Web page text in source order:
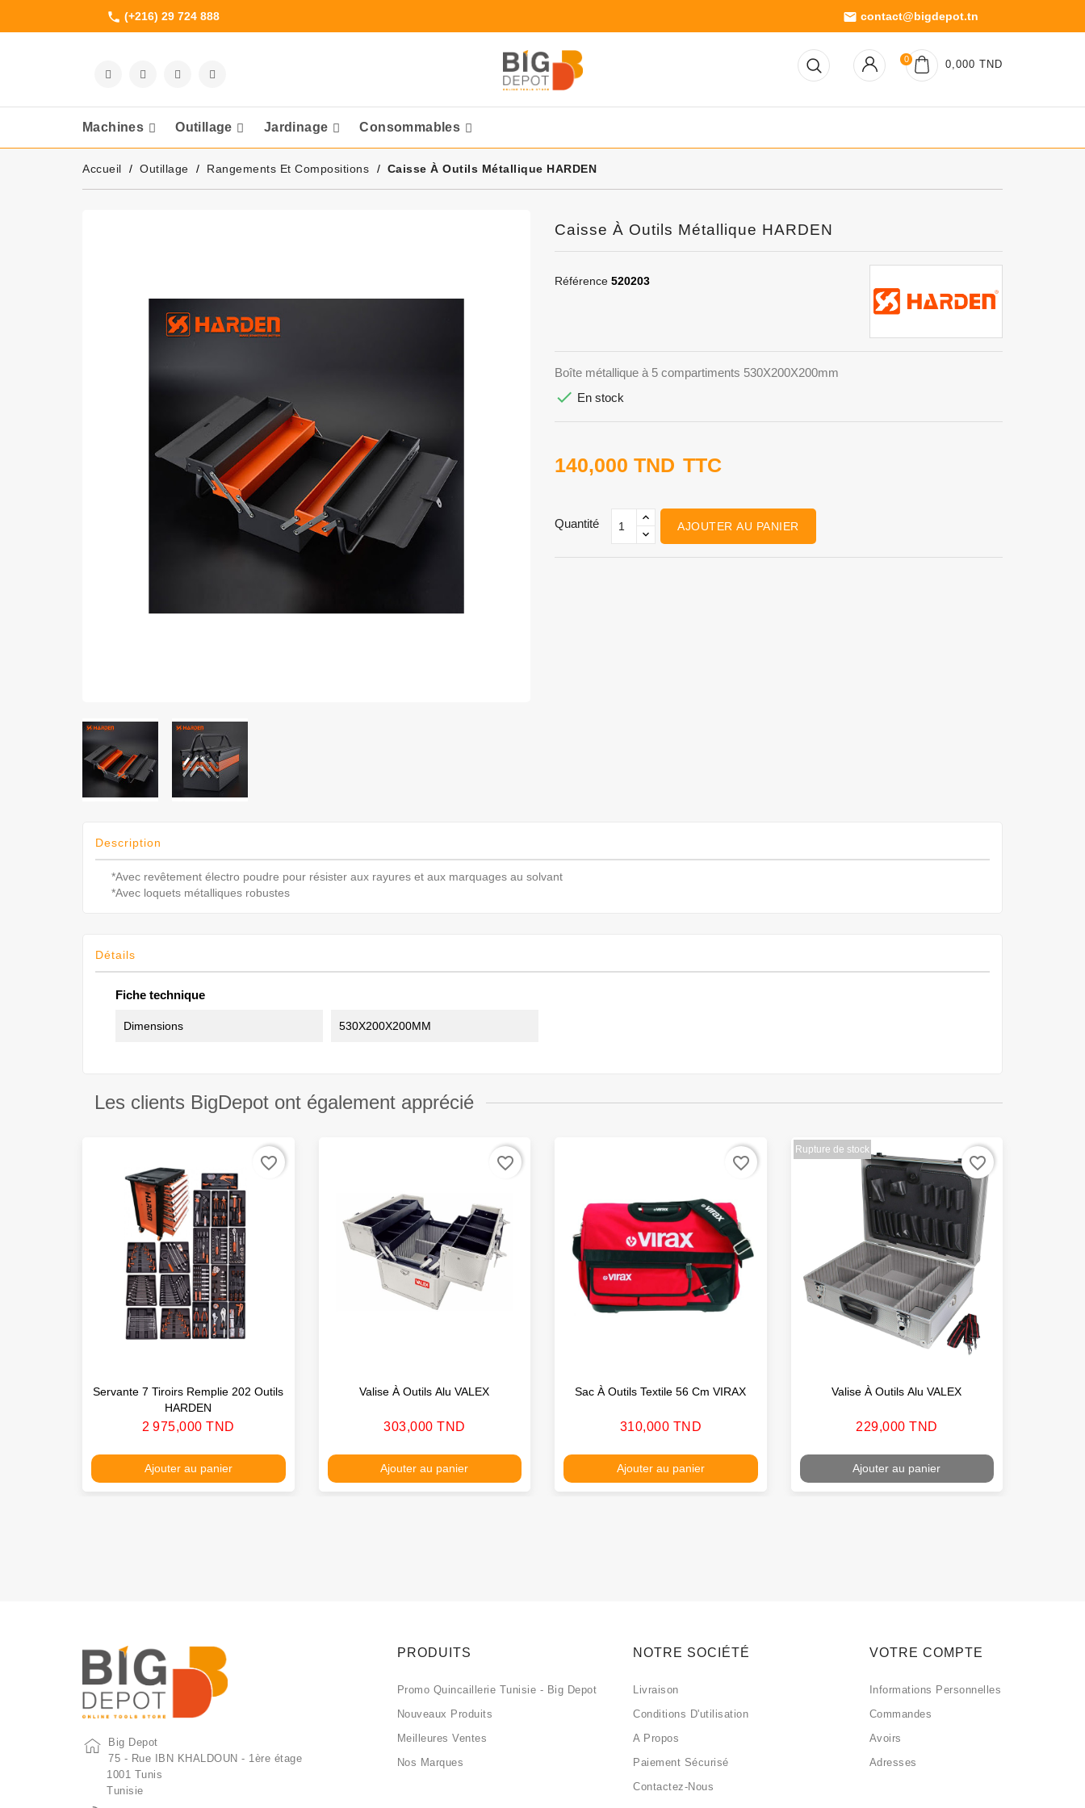
phone (+216) 29 724 888 email contact@bigdepot.tn
0 0,000 TND
Machines Outillage Jardinage Consommables
Accueil Outillage Rangements Et Compositions Caisse À Outils Métallique HARDEN
Caisse À Outils Métallique HARDEN
Référence 520203
Boîte métallique à 5 compartiments 530X200X200mm
 En stock
140,000 TND TTC
Quantité AJOUTER AU PANIER
Description
*Avec revêtement électro poudre pour résister aux rayures et aux marquages ​​au solvant
*Avec loquets métalliques robustes
Détails
Fiche technique
Dimensions 530X200X200MM
Les clients BigDepot ont également apprécié
Servante 7 Tiroirs Remplie 202 Outils
HARDEN
Prix
2 975,000 TND
Ajouter au panier
favorite_border
Valise À Outils Alu VALEX
Prix
303,000 TND
Ajouter au panier
favorite_border
Sac À Outils Textile 56 Cm VIRAX
Prix
310,000 TND
Ajouter au panier
favorite_border
Rupture de stock
Valise À Outils Alu VALEX
Prix
229,000 TND
Ajouter au panier
favorite_border
Big Depot
75 - Rue IBN KHALDOUN - 1ère étage
1001 Tunis
Tunisie
PRODUITS
Promo Quincaillerie Tunisie - Big Depot
Nouveaux Produits
Meilleures Ventes
Nos Marques
NOTRE SOCIÉTÉ
Livraison
Conditions D'utilisation
A Propos
Paiement Sécurisé
Contactez-Nous
VOTRE COMPTE
Informations Personnelles
Commandes
Avoirs
Adresses